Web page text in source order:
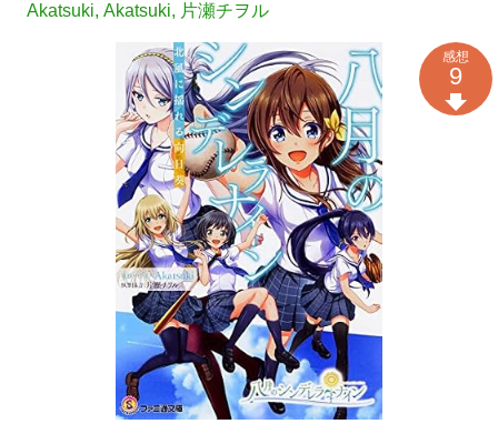
Akatsuki, Akatsuki, 片瀬チヲル
感想
9